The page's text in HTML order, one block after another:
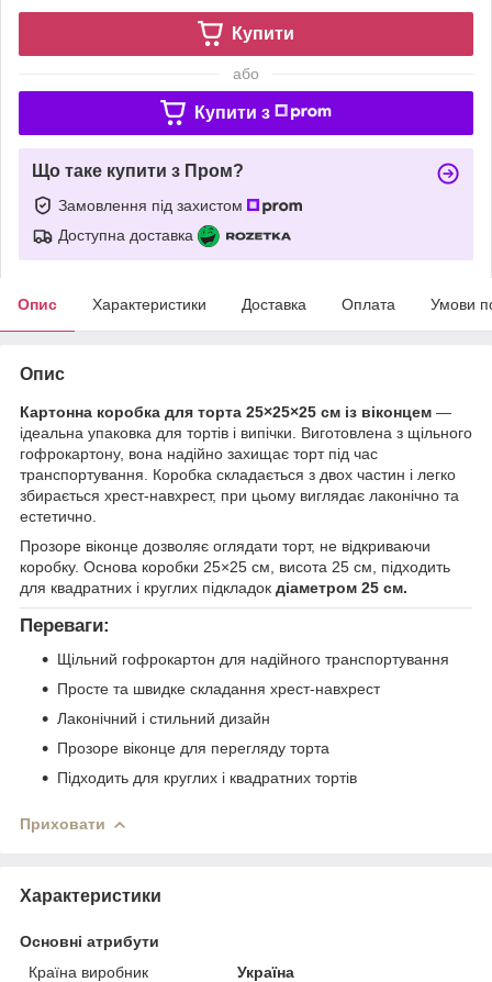
Купити
або
Купити з
Що таке купити з Пром?
Замовлення під захистом
Доступна доставка
Опис Характеристики Доставка Оплата Умови
Опис
Картонна коробка для торта 25×25×25 см із віконцем —
ідеальна упаковка для тортів і випічки. Виготовлена з щільного
гофрокартону, вона надійно захищає торт під час
транспортування. Коробка складається з двох частин і легко
збирається хрест-навхрест, при цьому виглядає лаконічно та
естетично.
Прозоре віконце дозволяє оглядати торт, не відкриваючи
коробку. Основа коробки 25×25 см, висота 25 см, підходить
для квадратних і круглих підкладок діаметром 25 см.
Переваги:
Щільний гофрокартон для надійного транспортування
Просте та швидке складання хрест-навхрест
Лаконічний і стильний дизайн
Прозоре віконце для перегляду торта
Підходить для круглих і квадратних тортів
Приховати
Характеристики
Основні атрибути
Країна виробник
Україна